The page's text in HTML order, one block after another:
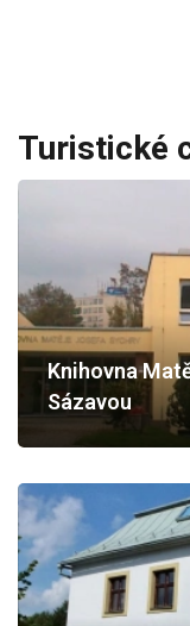
Turistické
Knihovna
Sázavou